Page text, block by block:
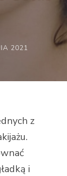
2021
z
i